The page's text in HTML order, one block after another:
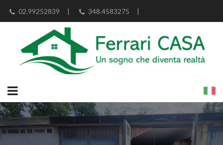
02.99252839 | 348.4583275 |
info@ferraricasa.eu